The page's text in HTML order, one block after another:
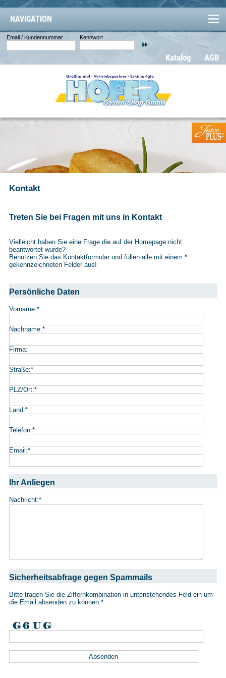
//
NAVIGATION
Email / Kundennummer Kennwort
AGB
Katalog
Kontakt
Treten Sie bei Fragen mit uns in Kontakt
Vielleicht haben Sie eine Frage die auf der Homepage nicht
beantwortet wurde?
Benutzen Sie das Kontaktformular und füllen alle mit einem *
gekennzeichneten Felder aus!
Persönliche Daten
Vorname:*
Nachname:*
Firma:
Straße:*
PLZ/Ort:*
Land:*
Telefon:*
Email:*
Ihr Anliegen
Nachricht:*
Sicherheitsabfrage gegen Spammails
Bitte tragen Sie die Ziffernkombination in untenstehendes Feld ein um
die Email absenden zu können.*